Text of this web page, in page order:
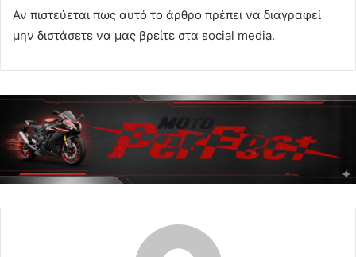
Αν πιστεύεται πως αυτό το άρθρο πρέπει να διαγραφεί
μην διστάσετε να μας βρείτε στα social media.